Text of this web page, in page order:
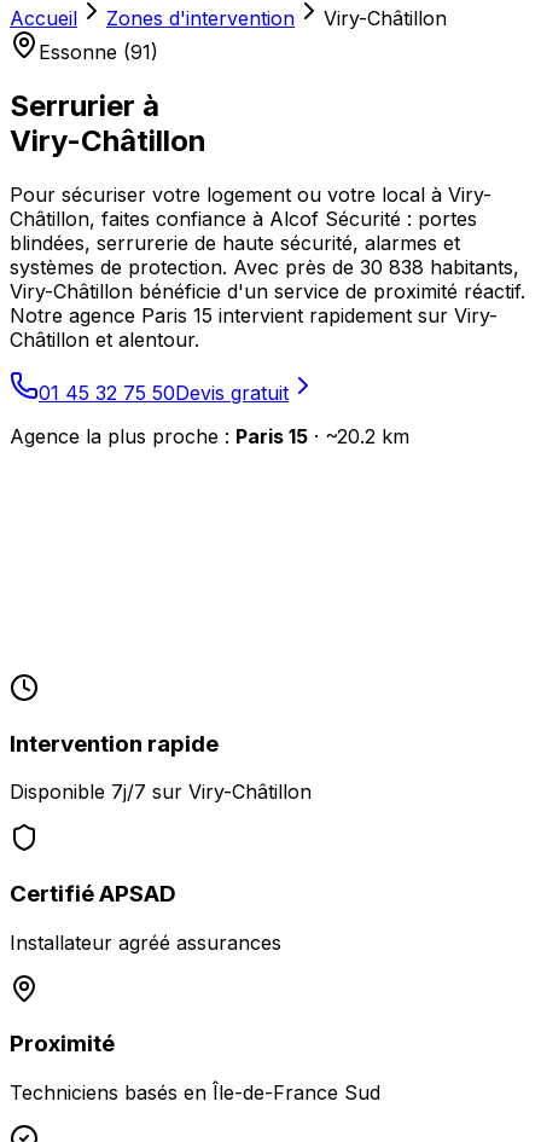
Accueil
Zones d'intervention
Viry-Châtillon
Essonne (91)
Serrurier à
Viry-Châtillon
Pour sécuriser votre logement ou votre local à Viry-
Châtillon, faites confiance à Alcof Sécurité : portes
blindées, serrurerie de haute sécurité, alarmes et
systèmes de protection. Avec près de 30 838 habitants,
Viry-Châtillon bénéficie d'un service de proximité réactif.
Notre agence Paris 15 intervient rapidement sur Viry-
Châtillon et alentour.
01 45 32 75 50Devis gratuit
Agence la plus proche : Paris 15 · ~20.2 km
Intervention rapide
Disponible 7j/7 sur Viry-Châtillon
Certifié APSAD
Installateur agréé assurances
Proximité
Techniciens basés en Île-de-France Sud